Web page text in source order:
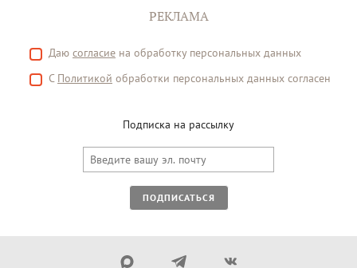
РЕКЛАМА
Даю согласие на обработку персональных данных
С Политикой обработки персональных данных согласен
Подписка на рассылку
ПОДПИСАТЬСЯ